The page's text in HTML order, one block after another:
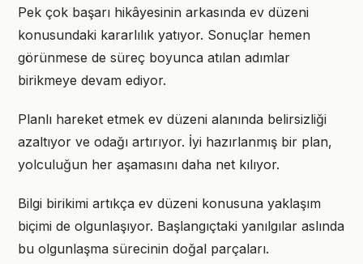
Pek çok başarı hikâyesinin arkasında ev düzeni
konusundaki kararlılık yatıyor. Sonuçlar hemen
görünmese de süreç boyunca atılan adımlar
birikmeye devam ediyor.
Planlı hareket etmek ev düzeni alanında belirsizliği
azaltıyor ve odağı artırıyor. İyi hazırlanmış bir plan,
yolculuğun her aşamasını daha net kılıyor.
Bilgi birikimi artıkça ev düzeni konusuna yaklaşım
biçimi de olgunlaşıyor. Başlangıçtaki yanılgılar aslında
bu olgunlaşma sürecinin doğal parçaları.